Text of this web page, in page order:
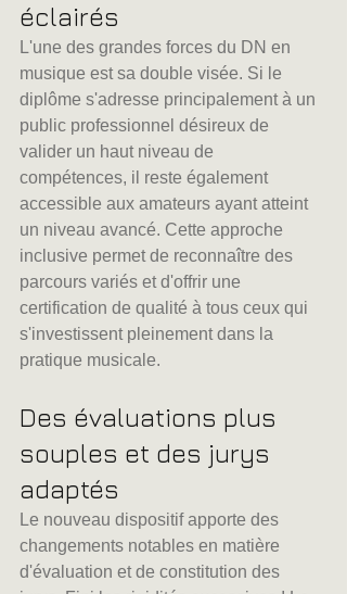
éclairés
L'une des grandes forces du DN en
musique est sa double visée. Si le
diplôme s'adresse principalement à un
public professionnel désireux de
valider un haut niveau de
compétences, il reste également
accessible aux amateurs ayant atteint
un niveau avancé. Cette approche
inclusive permet de reconnaître des
parcours variés et d'offrir une
certification de qualité à tous ceux qui
s'investissent pleinement dans la
pratique musicale.
Des évaluations plus
souples et des jurys
adaptés
Le nouveau dispositif apporte des
changements notables en matière
d'évaluation et de constitution des